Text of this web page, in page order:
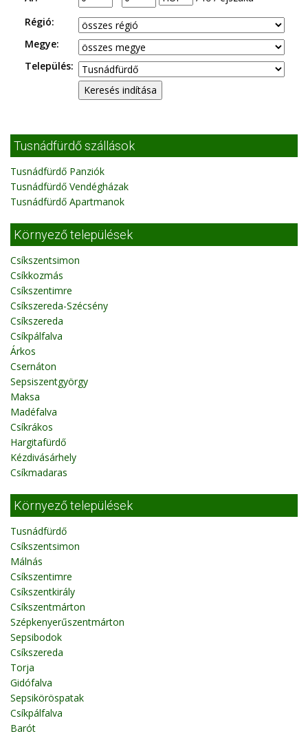
Régió:
Megye:
Település:
Tusnádfürdő szállások
Tusnádfürdő Panziók
Tusnádfürdő Vendégházak
Tusnádfürdő Apartmanok
Környező települések
Csíkszentsimon
Csíkkozmás
Csíkszentimre
Csíkszereda-Szécsény
Csíkszereda
Csíkpálfalva
Árkos
Csernáton
Sepsiszentgyörgy
Maksa
Madéfalva
Csíkrákos
Hargitafürdő
Kézdivásárhely
Csíkmadaras
Környező települések
Tusnádfürdő
Csíkszentsimon
Málnás
Csíkszentimre
Csíkszentkirály
Csíkszentmárton
Szépkenyerűszentmárton
Sepsibodok
Csíkszereda
Torja
Gidófalva
Sepsiköröspatak
Csíkpálfalva
Barót